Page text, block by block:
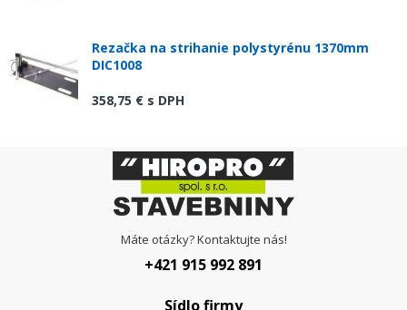
Rezačka na strihanie polystyrénu 1370mm
DIC1008
358,75 € s DPH
Máte otázky? Kontaktujte nás!
+421 915 992 891
Sídlo firmy